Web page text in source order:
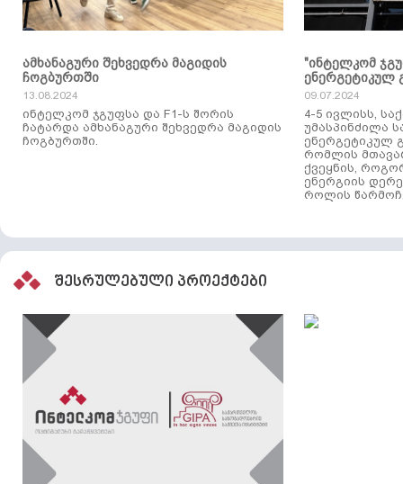
ამხანაგური შეხვედრა მაგიდის
ჩოგბურთში
13.08.2024
ინტელკომ ჯგუფსა და F1-ს შორის
ჩატარდა ამხანაგური შეხვედრა მაგიდის
ჩოგბურთში.
"ინტელკომ
ენერგეტიკულ
09.07.2024
4-5 ივლისს,
უმასპინძილა
ენერგეტიკულ
რომლის
ქვეყნის,
ენერგიის
როლის
შესრულებული პროექტები